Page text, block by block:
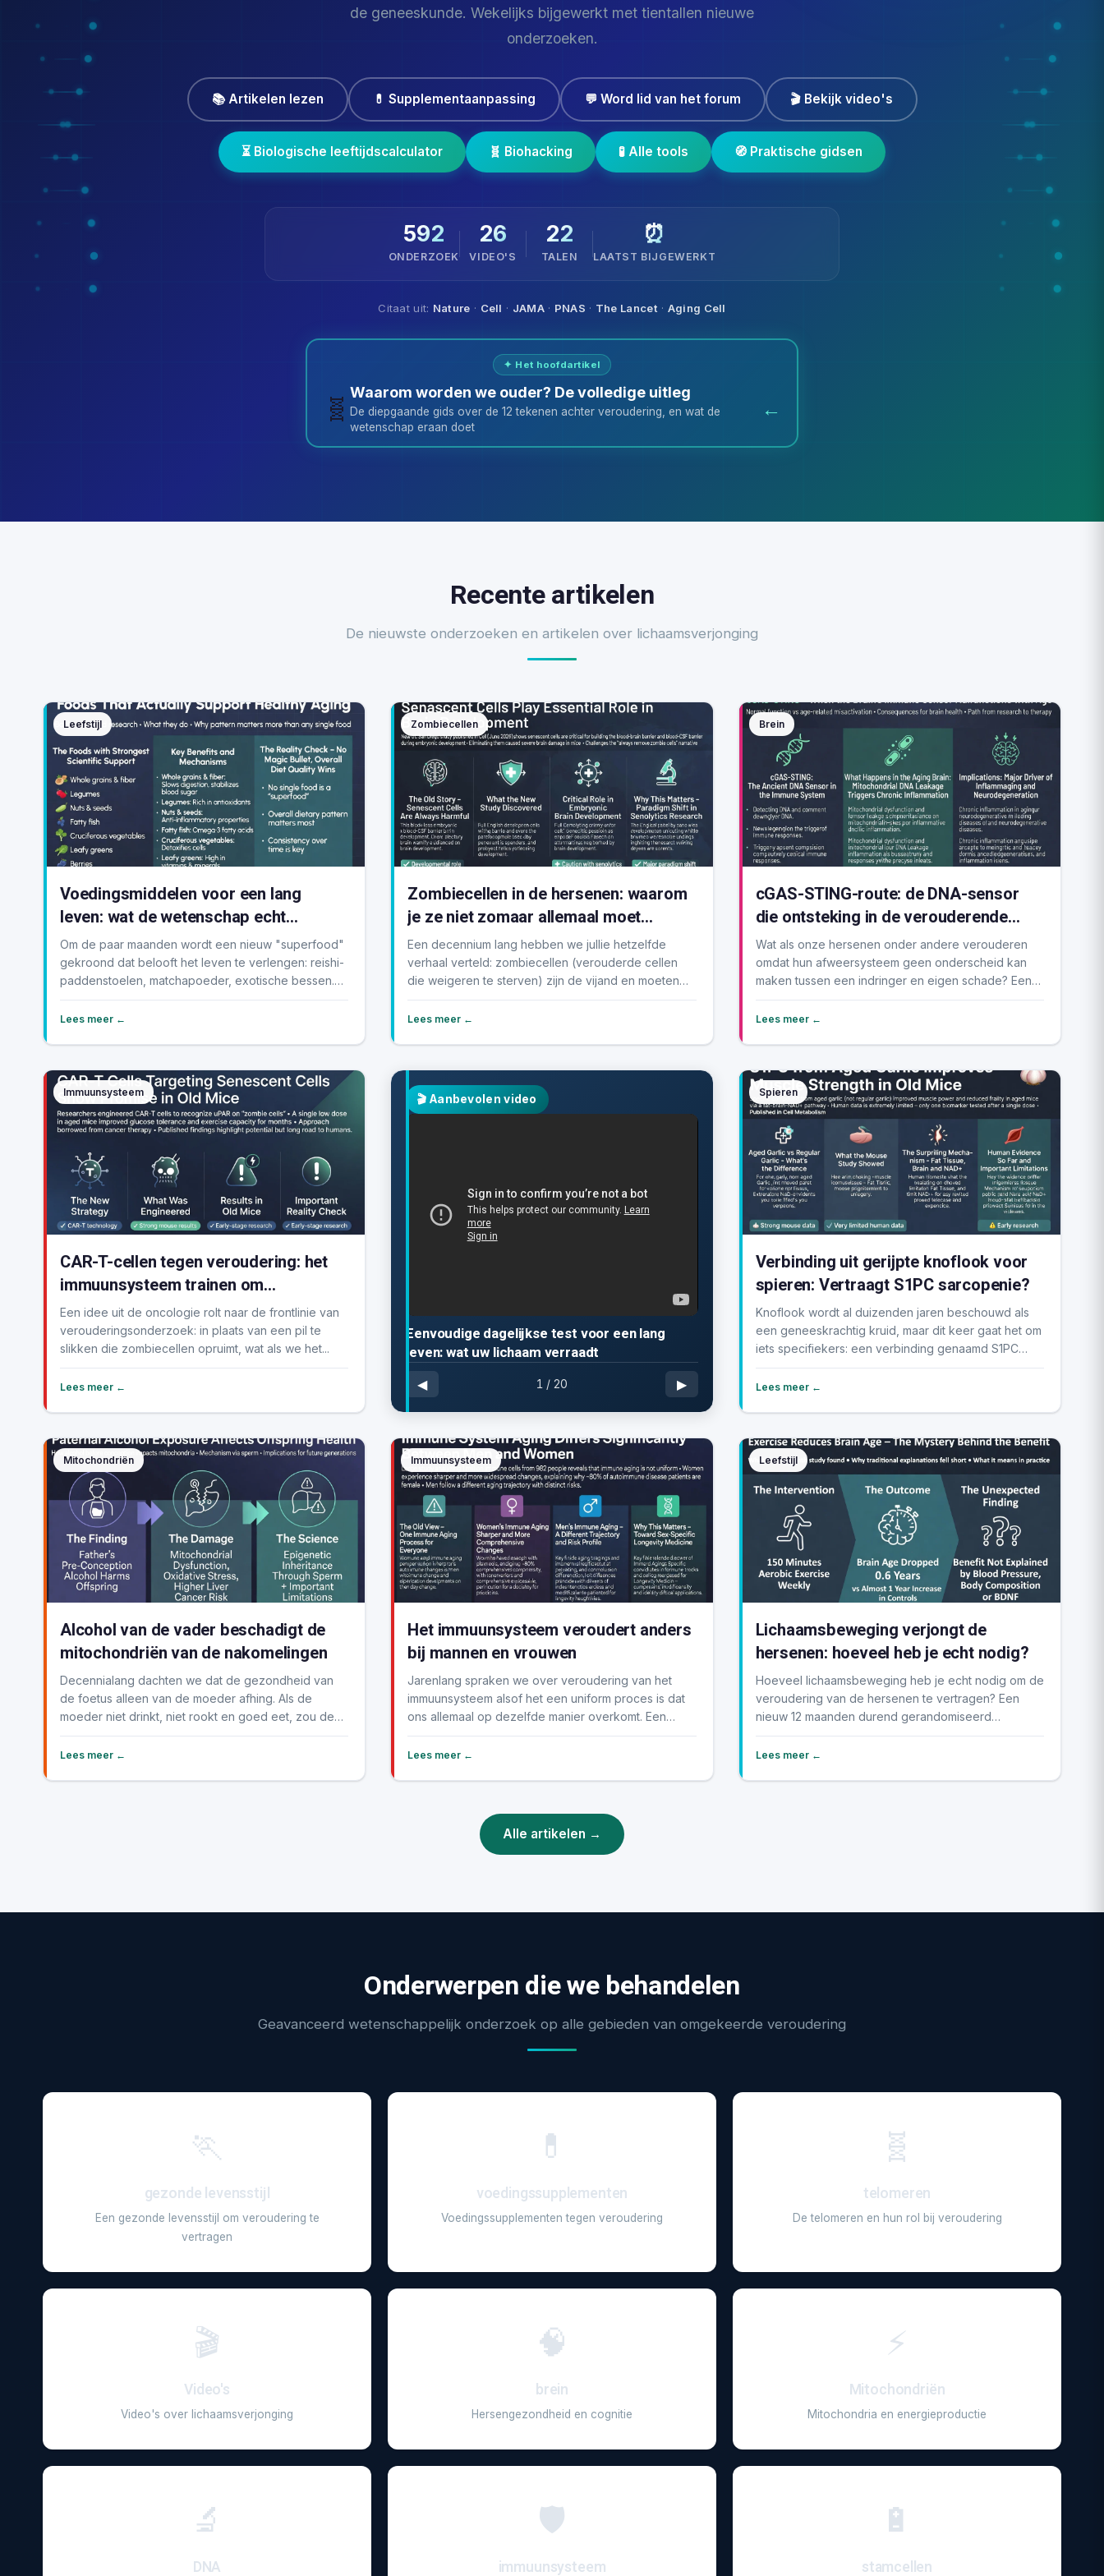
de geneeskunde. Wekelijks bijgewerkt met tientallen nieuwe
onderzoeken.
📚 Artikelen lezen 💊 Supplementaanpassing 💬 Word lid van het forum 🎬 Bekijk video's
⏳ Biologische leeftijdscalculator 🧬 Biohacking 🧪 Alle tools 🧭 Praktische gidsen
592
ONDERZOEK
26
VIDEO'S
22
TALEN
⏰
LAATST BIJGEWERKT
Citaat uit: Nature · Cell · JAMA· PNAS · The Lancet · Aging Cell
✦ Het hoofdartikel
🧬
Waarom worden we ouder? De volledige uitleg
De diepgaande gids over de 12 tekenen achter veroudering, en wat de
wetenschap eraan doet
←
Recente artikelen
De nieuwste onderzoeken en artikelen over lichaamsverjonging
Leefstijl
Voedingsmiddelen voor een lang
leven: wat de wetenschap echt
bevestigt
Om de paar maanden wordt een nieuw "superfood"
gekroond dat belooft het leven te verlengen: reishi-
paddenstoelen, matchapoeder, exotische bessen.
Maar...
Lees meer ←
Zombiecellen
Zombiecellen in de hersenen: waarom
je ze niet zomaar allemaal moet
elimineren
Een decennium lang hebben we jullie hetzelfde
verhaal verteld: zombiecellen (verouderde cellen
die weigeren te sterven) zijn de vijand en moeten
worde...
Lees meer ←
Brein
cGAS-STING-route: de DNA-sensor
die ontsteking in de verouderende
hersenen aanwakkert
Wat als onze hersenen onder andere verouderen
omdat hun afweersysteem geen onderscheid kan
maken tussen een indringer en eigen schade? Een
nieuwe revi...
Lees meer ←
Immuunsysteem
CAR-T-cellen tegen veroudering: het
immuunsysteem trainen om
zombiecellen te elimineren
Een idee uit de oncologie rolt naar de frontlinie van
verouderingsonderzoek: in plaats van een pil te
slikken die zombiecellen opruimt, wat als we het...
Lees meer ←
🎬 Aanbevolen video
Eenvoudige dagelijkse test voor een lang
leven: wat uw lichaam verraadt
◀ 1 / 20 ▶
Spieren
Verbinding uit gerijpte knoflook voor
spieren: Vertraagt S1PC sarcopenie?
Knoflook wordt al duizenden jaren beschouwd als
een geneeskrachtig kruid, maar dit keer gaat het om
iets specifiekers: een verbinding genaamd S1PC
die...
Lees meer ←
Mitochondriën
Alcohol van de vader beschadigt de
mitochondriën van de nakomelingen
Decennialang dachten we dat de gezondheid van
de foetus alleen van de moeder afhing. Als de
moeder niet drinkt, niet rookt en goed eet, zou de
baby ge...
Lees meer ←
Immuunsysteem
Het immuunsysteem veroudert anders
bij mannen en vrouwen
Jarenlang spraken we over veroudering van het
immuunsysteem alsof het een uniform proces is dat
ons allemaal op dezelfde manier overkomt. Een
nieuw, b...
Lees meer ←
Leefstijl
Lichaamsbeweging verjongt de
hersenen: hoeveel heb je echt nodig?
Hoeveel lichaamsbeweging heb je echt nodig om de
veroudering van de hersenen te vertragen? Een
nieuw 12 maanden durend gerandomiseerd
onderzoek onder ...
Lees meer ←
Alle artikelen →
Onderwerpen die we behandelen
Geavanceerd wetenschappelijk onderzoek op alle gebieden van omgekeerde veroudering
🏃
gezonde levensstijl
Een gezonde levensstijl om veroudering te
vertragen
💊
voedingssupplementen
Voedingssupplementen tegen veroudering
🧬
telomeren
De telomeren en hun rol bij veroudering
🎬
Video's
Video's over lichaamsverjonging
🧠
brein
Hersengezondheid en cognitie
⚡
Mitochondriën
Mitochondria en energieproductie
🔬
DNA
🛡️
immuunsysteem
🔋
stamcellen